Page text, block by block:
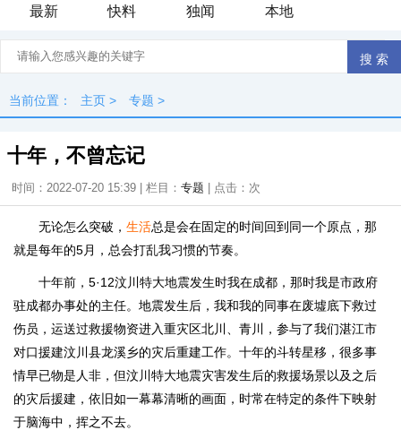
最新
快料 独闻 本地
当前位置： 主页 > 专题 >
十年，不曾忘记
时间：2022-07-20 15:39 | 栏目： 专题 | 点击： 次
无论怎么突破， 生活总是会在固定的时间回到同一个原点，那
就是每年的5月，总会打乱我习惯的节奏。
十年前，5·12汶川特大地震发生时我在成都，那时我是市政府
驻成都办事处的主任。地震发生后，我和我的同事在废墟底下救过
伤员，运送过救援物资进入重灾区北川、青川，参与了我们湛江市
对口援建汶川县龙溪乡的灾后重建工作。十年的斗转星移，很多事
情早已物是人非，但汶川特大地震灾害发生后的救援场景以及之后
的灾后援建，依旧如一幕幕清晰的画面，时常在特定的条件下映射
于脑海中，挥之不去。